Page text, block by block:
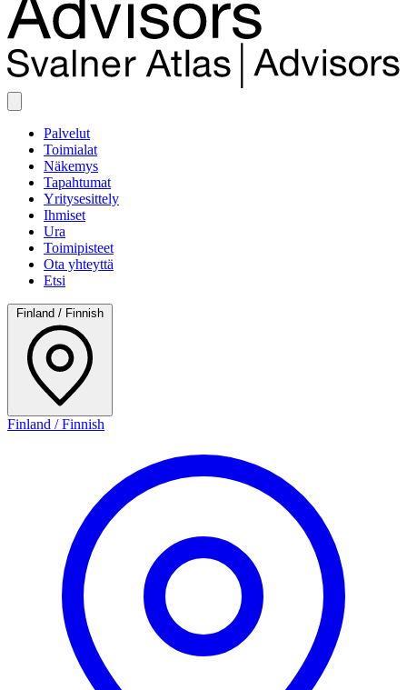
Palvelut
Toimialat
Näkemys
Tapahtumat
Yritysesittely
Ihmiset
Ura
Toimipisteet
Ota yhteyttä
Etsi
Finland / Finnish
Finland / Finnish